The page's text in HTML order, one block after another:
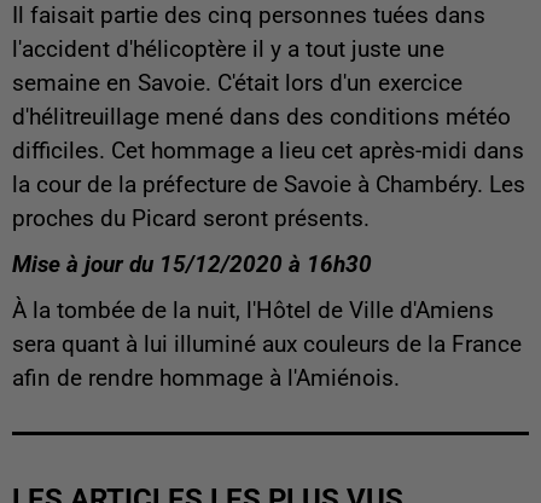
Il faisait partie des cinq personnes tuées dans
l'accident d'hélicoptère il y a tout juste une
semaine en Savoie. C'était lors d'un exercice
d'hélitreuillage mené dans des conditions météo
difficiles. Cet hommage a lieu cet après-midi dans
la cour de la préfecture de Savoie à Chambéry. Les
proches du Picard seront présents.
Mise à jour du 15/12/2020 à 16h30
À la tombée de la nuit, l'Hôtel de Ville d'Amiens
sera quant à lui illuminé aux couleurs de la France
afin de rendre hommage à l'Amiénois.